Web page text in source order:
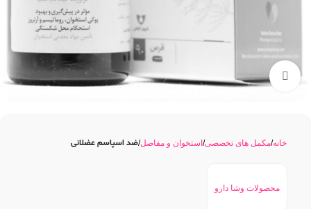
بزرگنمایی تصویر
خانه مکمل های تخصصی استخوان و مفاصل ضد اسپاسم عضلانی
محصولات وشا دارو